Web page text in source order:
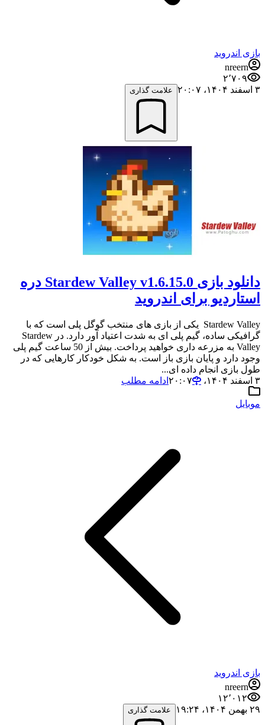
بازی اندروید
nreern
۲٬۷۰۹
۳ اسفند ۱۴۰۴،‏ ۲۰:۰۷
علامت گذاری
دانلود بازی Stardew Valley v1.6.15.0 دره
استاردیو برای اندروید
Stardew Valley یکی از بازی های منتخب گوگل پلی است که با
گرافیکی ساده، گیم پلی ای به شدت اعتیاد آور دارد. در Stardew
Valley به مزرعه داری خواهید پرداخت. بیش از 50 ساعت گیم پلی
وجود دارد و پایان بازی باز است. به شکل خودکار کارهایی که در
طول بازی انجام داده ای...
۳ اسفند ۱۴۰۴،‏ ۲۰:۰۷
ادامه مطلب
موبایل
بازی اندروید
nreern
۱۲٬۰۱۲
۲۹ بهمن ۱۴۰۴،‏ ۱۹:۲۴
علامت گذاری